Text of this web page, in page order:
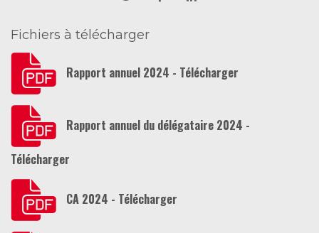
Fichiers à télécharger
Rapport annuel 2024 - Télécharger
Rapport annuel du délégataire 2024 -
Télécharger
CA 2024 - Télécharger